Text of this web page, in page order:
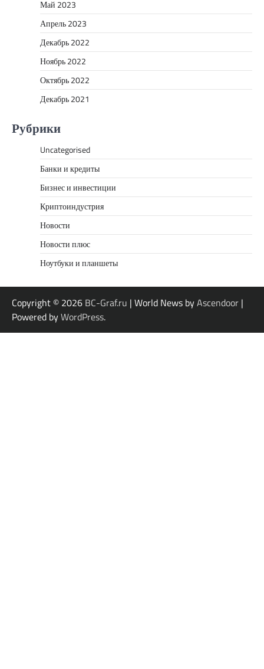
Май 2023
Апрель 2023
Декабрь 2022
Ноябрь 2022
Октябрь 2022
Декабрь 2021
Рубрики
Uncategorised
Банки и кредиты
Бизнес и инвестиции
Криптоиндустрия
Новости
Новости плюс
Ноутбуки и планшеты
Copyright © 2026 BC-Graf.ru | World News byAscendoor |
Powered byWordPress.